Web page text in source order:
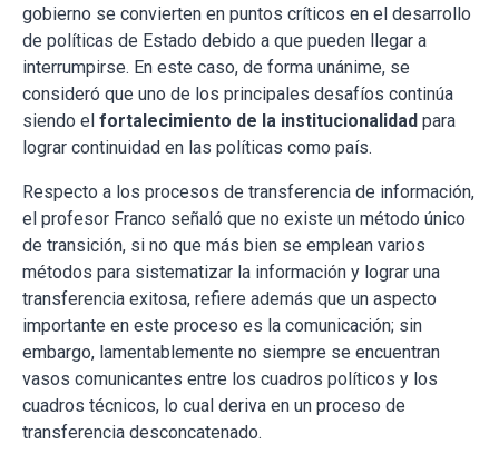
gobierno se convierten en puntos críticos en el desarrollo
de políticas de Estado debido a que pueden llegar a
interrumpirse. En este caso, de forma unánime, se
consideró que uno de los principales desafíos continúa
siendo el fortalecimiento de la institucionalidad para
lograr continuidad en las políticas como país.
Respecto a los procesos de transferencia de información,
el profesor Franco señaló que no existe un método único
de transición, si no que más bien se emplean varios
métodos para sistematizar la información y lograr una
transferencia exitosa, refiere además que un aspecto
importante en este proceso es la comunicación; sin
embargo, lamentablemente no siempre se encuentran
vasos comunicantes entre los cuadros políticos y los
cuadros técnicos, lo cual deriva en un proceso de
transferencia desconcatenado.